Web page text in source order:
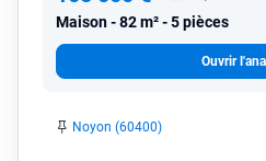
Maison 82 m² - 5 pièces
Ouvrir
Noyon (60400)